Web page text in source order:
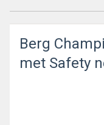
Berg
met Safety